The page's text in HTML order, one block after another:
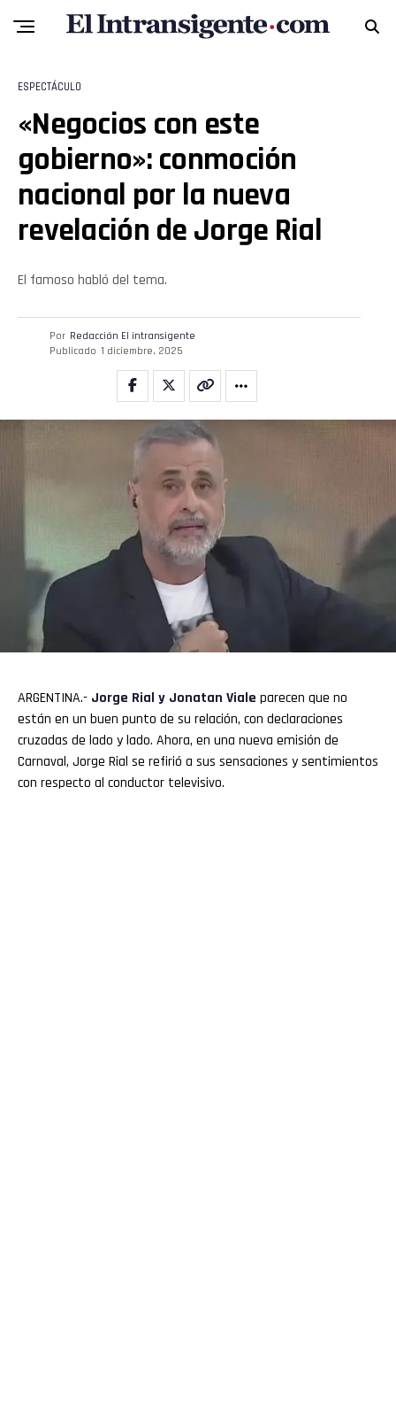
ESPECTÁCULO
«Negocios con este
gobierno»: conmoción
nacional por la nueva
revelación de Jorge Rial
El famoso habló del tema.
Por Redacción El intransigente
Publicado 1 diciembre, 2025
ARGENTINA.- Jorge Rial y Jonatan Viale parecen que no
están en un buen punto de su relación, con declaraciones
cruzadas de lado y lado. Ahora, en una nueva emisión de
Carnaval, Jorge Rial se refirió a sus sensaciones y sentimientos
con respecto al conductor televisivo.
Whatsapp